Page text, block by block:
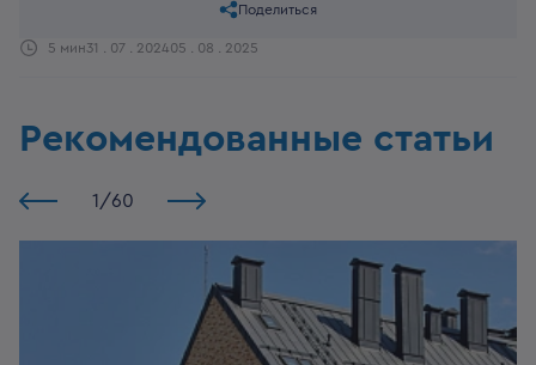
5 мин31 . 07 . 202405 . 08 . 2025
Поделиться
Рекомендованные статьи
1 /60